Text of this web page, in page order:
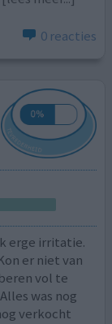
0 reacties
erge irritatie.
er niet van
vol te
was nog
verkocht